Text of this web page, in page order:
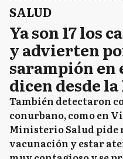
SALUD
Ya son 17 los
y advierten
sarampión en
dicen desde
También detectaron
conurbano, como en
Ministerio Salud pide
vacunación y estar